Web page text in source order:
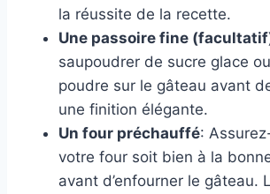
la réussite de la recette.
Une passoire fine
saupoudrer de sucre glace
poudre sur le gâteau avant
une finition élégante.
Un four préchauffé:
votre four soit bien à la
avant d’enfourner le gâteau.